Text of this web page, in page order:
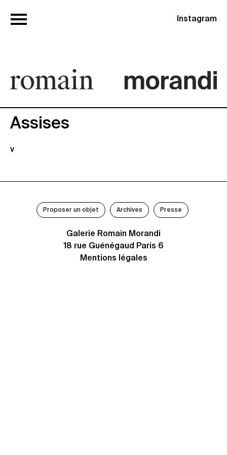
Instagram
Assises
v
Proposer un objet Archives Presse
Galerie Romain Morandi
18 rue Guénégaud Paris 6
Mentions légales